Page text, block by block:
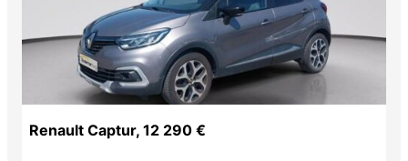
Renault Captur, 12 290 €